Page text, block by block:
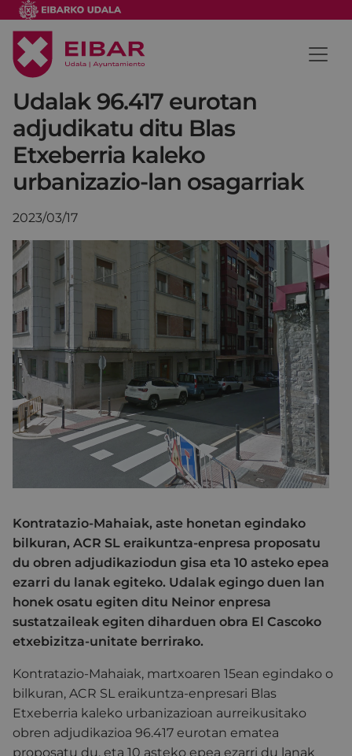
Udalak 96.417 eurotan
adjudikatu ditu Blas
Etxeberria kaleko
urbanizazio-lan osagarriak
2023/03/17
Kontratazio-Mahaiak, aste honetan egindako
bilkuran, ACR SL eraikuntza-enpresa proposatu
du obren adjudikaziodun gisa eta 10 asteko epea
ezarri du lanak egiteko. Udalak egingo duen lan
honek osatu egiten ditu Neinor enpresa
sustatzaileak egiten diharduen obra El Cascoko
etxebizitza-unitate berrirako.
Kontratazio-Mahaiak, martxoaren 15ean egindako o
bilkuran, ACR SL eraikuntza-enpresari Blas
Etxeberria kaleko urbanizazioan aurreikusitako
obren adjudikazioa 96.417 eurotan ematea
proposatu du, eta 10 asteko epea ezarri du lanak